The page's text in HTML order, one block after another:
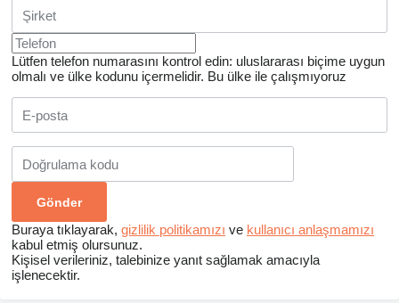
Lütfen telefon numarasını kontrol edin: uluslararası biçime uygun
olmalı ve ülke kodunu içermelidir. Bu ülke ile çalışmıyoruz
Buraya tıklayarak, gizlilik politikamızı ve kullanıcı anlaşmamızı
kabul etmiş olursunuz.
Kişisel verileriniz, talebinize yanıt sağlamak amacıyla
işlenecektir.